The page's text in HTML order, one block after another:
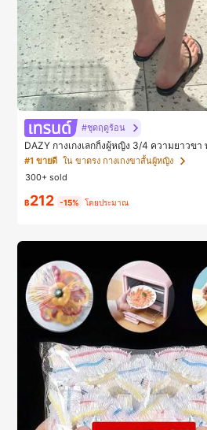
#ชุดฤดูร้อน
DAZY กางเกงเลกกิ้งผู้หญิง 3/4 ความยาวขา
ต่งลูกไม้แบบปะติด ลำลอง สำหรับวันหยุดฤดูร้
#1 ขายดี ใน ขาตรง กางเกงขาสั้นผู้หญิง
300+ sold
฿212 -15% โดยประมาณ